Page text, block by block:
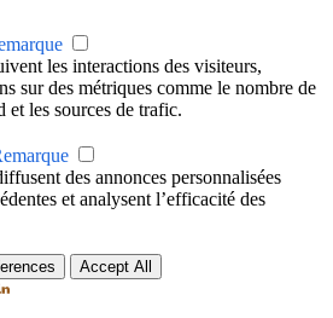
les interactions des visiteurs,
sur des métriques comme le nombre de
et les sources de trafic.
des annonces personnalisées
et analysent l’efficacité des
Accept All